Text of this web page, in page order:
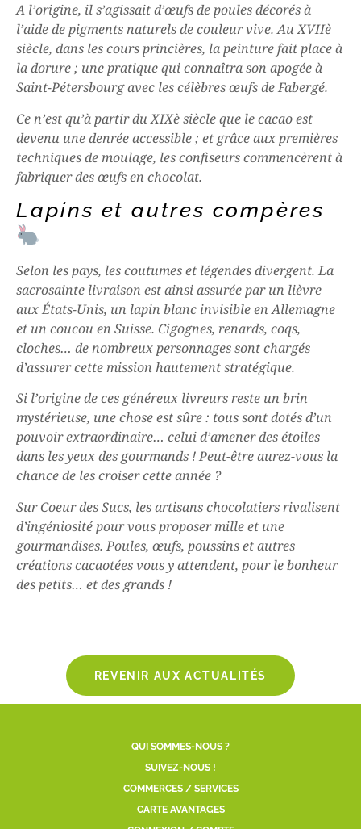
A l’origine, il s’agissait d’œufs de poules décorés à
l’aide de pigments naturels de couleur vive. Au XVIIè
siècle, dans les cours princières, la peinture fait place à
la dorure ; une pratique qui connaîtra son apogée à
Saint-Pétersbourg avec les célèbres œufs de Fabergé.
Ce n’est qu’à partir du XIXè siècle que le cacao est
devenu une denrée accessible ; et grâce aux premières
techniques de moulage, les confiseurs commencèrent à
fabriquer des œufs en chocolat.
Lapins et autres compères
Selon les pays, les coutumes et légendes divergent. La
sacrosainte livraison est ainsi assurée par un lièvre
aux États-Unis, un lapin blanc invisible en Allemagne
et un coucou en Suisse. Cigognes, renards, coqs,
cloches… de nombreux personnages sont chargés
d’assurer cette mission hautement stratégique.
Si l’origine de ces généreux livreurs reste un brin
mystérieuse, une chose est sûre : tous sont dotés d’un
pouvoir extraordinaire… celui d’amener des étoiles
dans les yeux des gourmands ! Peut-être aurez-vous la
chance de les croiser cette année ?
Sur Coeur des Sucs, les artisans chocolatiers rivalisent
d’ingéniosité pour vous proposer mille et une
gourmandises. Poules, œufs, poussins et autres
créations cacaotées vous y attendent, pour le bonheur
des petits… et des grands !
REVENIR AUX ACTUALITÉS
QUI SOMMES-NOUS ?
SUIVEZ-NOUS !
COMMERCES / SERVICES
CARTE AVANTAGES